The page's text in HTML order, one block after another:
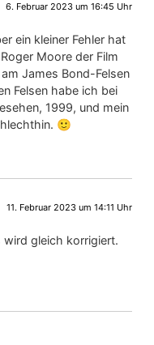
6. Februar 2023 um 16:45 Uhr
ein kleiner Fehler hat
Moore der Film
James Bond-Felsen
Felsen habe ich bei
1999, und mein
🙂
11. Februar 2023 um 14:11 Uhr
wird gleich korrigiert.